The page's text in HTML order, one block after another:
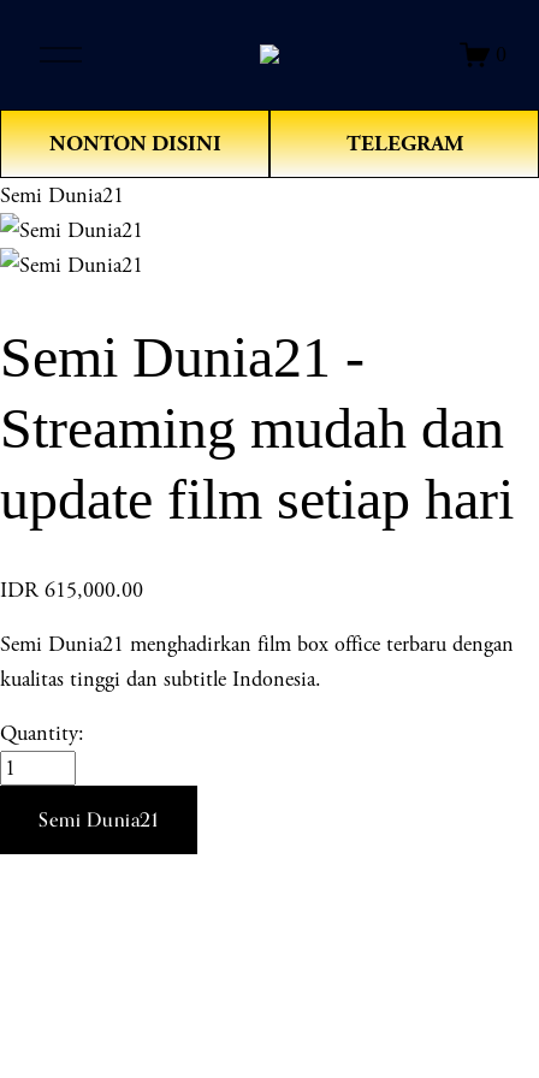
e
n
M
e
u
0
NONTON DISINI TELEGRAM
Semi Dunia21
Semi Dunia21 -
Streaming mudah dan
update film setiap hari
IDR 615,000.00
Semi Dunia21 menghadirkan film box office terbaru dengan
kualitas tinggi dan subtitle Indonesia.
Quantity:
Semi Dunia21